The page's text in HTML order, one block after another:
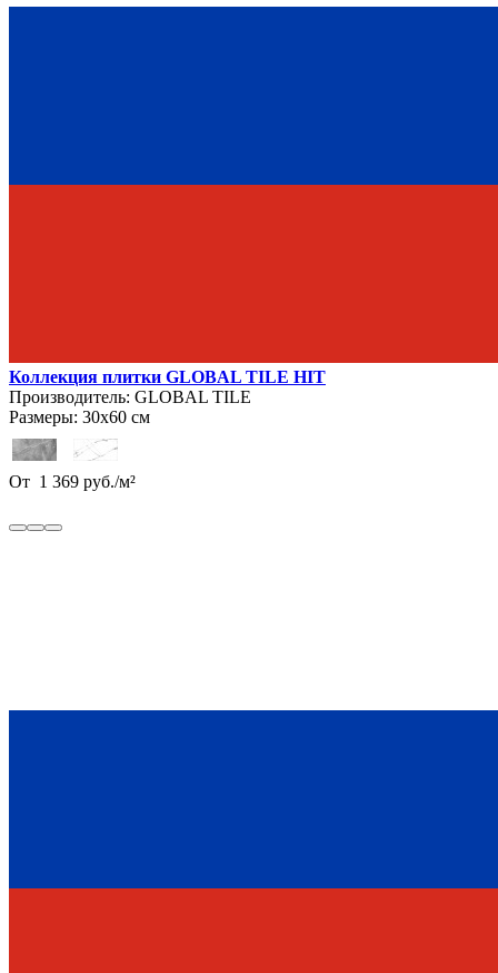
Коллекция плитки GLOBAL TILE HIT
Производитель: GLOBAL TILE
Размеры: 30х60 см
От 1 369 руб./м²